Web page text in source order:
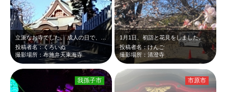
立派なお寺でした。 成人の日で、着物姿の方もいらっしゃりました。
投稿者名：くろいぬ
撮影場所：布施弁天東海寺
1月1日、初詣と花見をしました。
投稿者名：けんご
撮影場所：清澄寺
我孫子市 市原市